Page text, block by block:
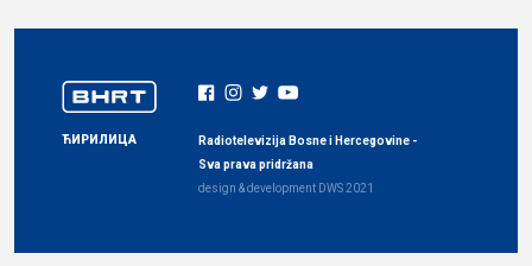
ЋИРИЛИЦА
Radiotelevizija Bosne i Hercegovine -
Sva prava pridržana
design & development DWS2021